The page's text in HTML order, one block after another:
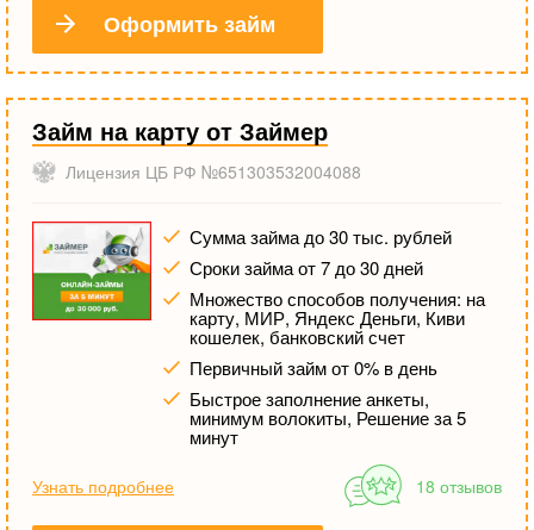
Оформить займ
Займ на карту от Займер
Лицензия ЦБ РФ №651303532004088
Сумма займа до 30 тыс. рублей
Сроки займа от 7 до 30 дней
Множество способов получения: на
карту, МИР, Яндекс Деньги, Киви
кошелек, банковский счет
Первичный займ от 0% в день
Быстрое заполнение анкеты,
минимум волокиты, Решение за 5
минут
Узнать подробнее 18 отзывов